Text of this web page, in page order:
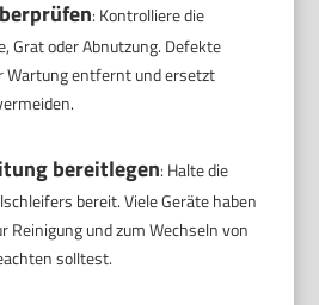
: Kontrolliere die
Grat oder Abnutzung. Defekte
Wartung entfernt und ersetzt
bereitlegen: Halte die
bereit. Viele Geräte haben
Reinigung und zum Wechseln von
solltest.